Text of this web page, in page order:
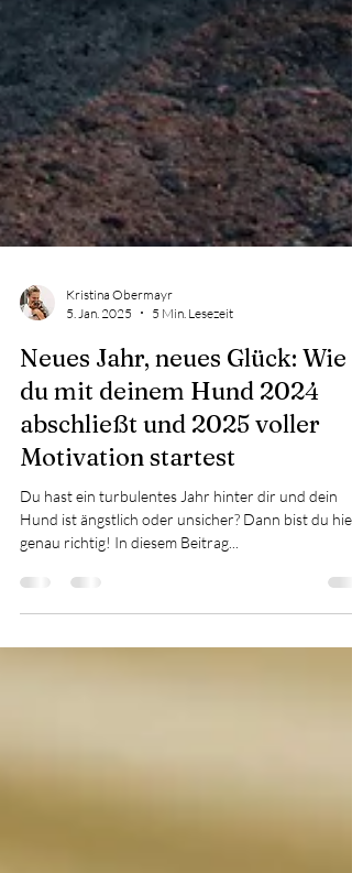
5. Jan. 2025
5 Min. Lesezeit
Neues Jahr, neues Glück: Wie
du mit deinem Hund 2024
abschließt und 2025 voller
Motivation startest
Du hast ein turbulentes Jahr hinter dir und dein
genau richtig! In diesem Beitrag...